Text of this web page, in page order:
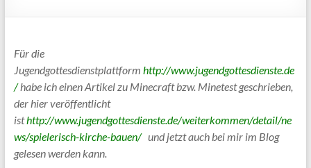
Für die
Jugendgottesdienstplattform http://www.jugendgottesdienste.de
/habe ich einen Artikel zu Minecraft bzw. Minetest geschrieben,
der hier veröffentlicht
isthttp://www.jugendgottesdienste.de/weiterkommen/detail/ne
ws/spielerisch-kirche-bauen/und jetzt auch bei mir im Blog
gelesen werden kann.